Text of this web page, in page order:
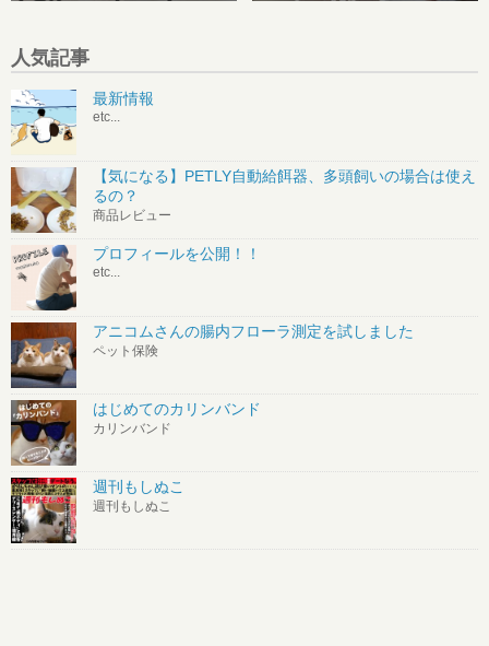
人気記事
最新情報
etc...
【気になる】PETLY自動給餌器、多頭飼いの場合は使え
るの？
商品レビュー
プロフィールを公開！！
etc...
アニコムさんの腸内フローラ測定を試しました
ペット保険
はじめてのカリンバンド
カリンバンド
週刊もしぬこ
週刊もしぬこ